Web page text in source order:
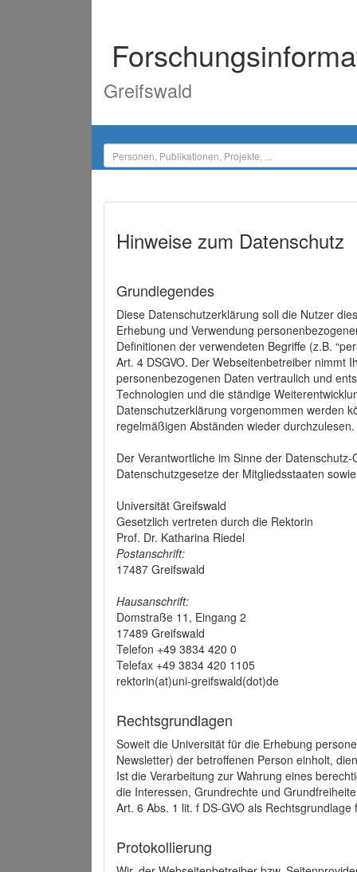
Greifswald
Hinweise zum Datenschutz
Grundlegendes
Diese Datenschutzerklärung soll die Nutzer
Erhebung und Verwendung
Definitionen der verwendeten Begriffe (z.B.
Art. 4 DSGVO. Der Webseitenbetreiber nimmt
personenbezogenen Daten vertraulich und
Technologien und die ständige
Datenschutzerklärung vorgenommen werden
regelmäßigen Abständen wieder durchzulesen.
Der Verantwortliche im Sinne der
Datenschutzgesetze der Mitgliedsstaaten
Universität Greifswald
Gesetzlich vertreten durch die Rektorin
Prof. Dr. Katharina Riedel
Postanschrift:
17487 Greifswald
Hausanschrift:
Domstraße 11, Eingang 2
17489 Greifswald
Telefon +49 3834 420 0
Telefax +49 3834 420 1105
rektorin(at)uni-greifswald(dot)de
Rechtsgrundlagen
Soweit die Universität für die Erhebung
Newsletter) der betroffenen Person einholt,
Ist die Verarbeitung zur Wahrung eines
die Interessen, Grundrechte und
Art. 6 Abs. 1 lit. f DS-GVO als
Protokollierung